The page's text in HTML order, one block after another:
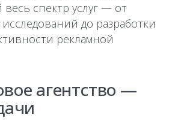
спектр услуг — от
до разработки
рекламной
агентство —